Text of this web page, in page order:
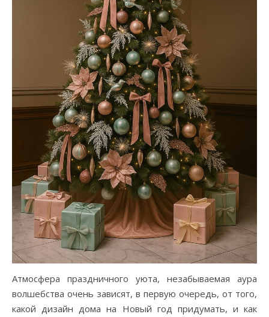
Атмосфера праздничного уюта, незабываемая аура
волшебства очень зависят, в первую очередь, от того,
какой дизайн дома на Новый год придумать, и как